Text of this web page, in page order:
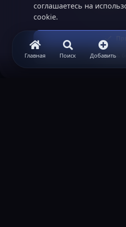
Главная Поиск Добавить
соглашаетесь на
cookie.
Узнать